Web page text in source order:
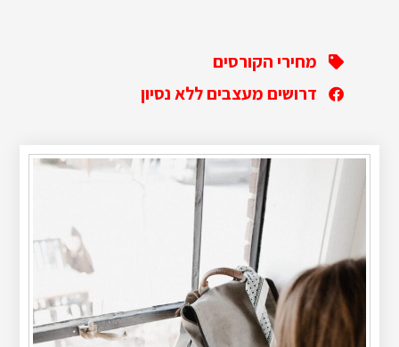
מחירי הקורסים
דרושים מעצבים ללא נסיון